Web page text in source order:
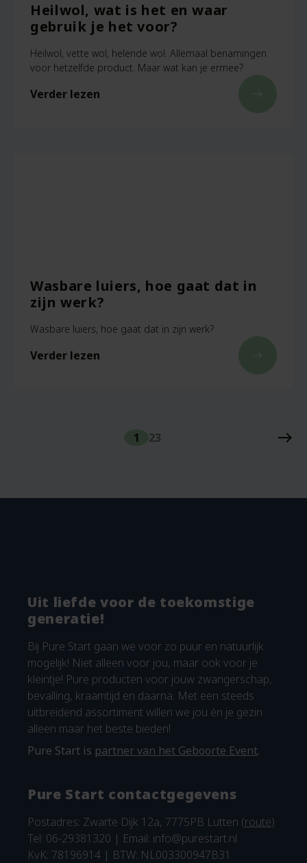
Heilwol, wat is het en waar
gebruik je het voor?
Heilwol, vette wol, helende wol. Allemaal benamingen
voor hetzelfde product. Maar wat kan je ermee?
Verder lezen
Wasbare luiers, hoe gaat dat in
zijn werk?
Wasbare luiers, hoe gaat dat in zijn werk?
Verder lezen
1 23 east
Uit liefde voor de toekomstige
generatie!
Bij Pure Start gaan we voor zo puur en natuurlijk
mogelijk! Niet alleen voor jou, maar ook voor je
kleintje! Pure producten voor jouw zwangerschap,
bevalling, kraamtijd en daarna. Met een steeds
uitbreidend assortiment willen we jou én je gezin
alleen maar het beste bieden!
Pure Start is partner van het Geboorte Event.
Pure Start contactgegevens
Postadres: Zwarte Dijk 12a, 7775PB Lutten (route)
Tel: 06-29381320 | Email: info@purestart.nl
KvK: 78196914 | BTW: NL003300947B31